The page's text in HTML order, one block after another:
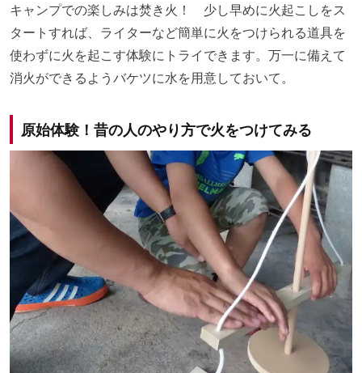
キャンプでの楽しみは焚き火！ 少し早めに火起こしをス
タートすれば、ライターなど簡単に火をつけられる道具を
使わずに火を起こす体験にトライできます。万一に備えて
消火ができるようバケツに水を用意しておいて。
原始体験！昔の人のやり方で火をつけてみる